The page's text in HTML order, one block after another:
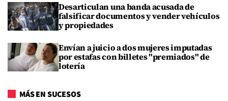
Desarticulan una banda acusada de
falsificar documentos y vender vehículos
y propiedades
Envían a juicio a dos mujeres imputadas
por estafas con billetes "premiados" de
lotería
MÁS EN SUCESOS